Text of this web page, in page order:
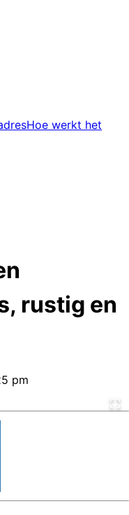
Hoe werkt het
rustig en
pm